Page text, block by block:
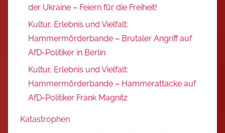
der Ukraine – Feiern für die Freiheit!
Kultur, Erlebnis und Vielfalt:
Hammermörderbande – Brutaler Angriff auf
AfD-Politiker in Berlin
Kultur, Erlebnis und Vielfalt:
Hammermörderbande – Hammerattacke auf
AfD-Politiker Frank Magnitz
Katastrophen